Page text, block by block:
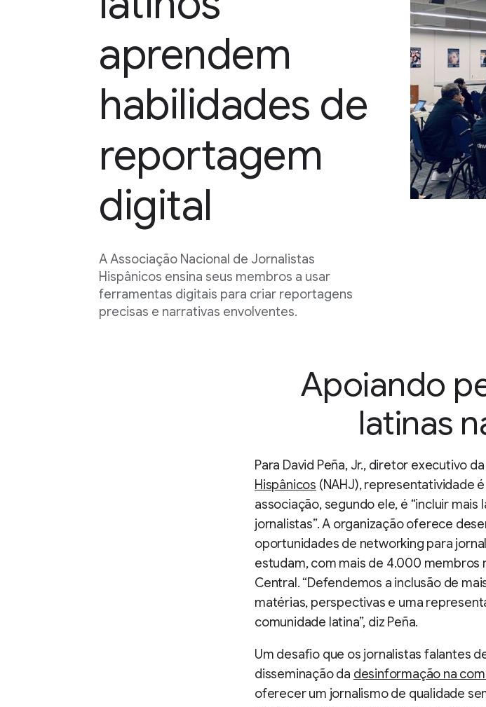
aprendem
habilidades de
reportagem
digital
A Associação Nacional de Jornalistas
Hispânicos ensina seus membros a usar
ferramentas digitais para criar reportagens
precisas e narrativas envolventes.
Apoiando
latinas
Para David Peña, Jr., diretor executivo
Hispânicos (NAHJ), representatividade
associação, segundo ele, é “incluir
jornalistas”. A organização oferece
oportunidades de networking para
estudam, com mais de 4.000 membros
Central. “Defendemos a inclusão de
matérias, perspectivas e uma
comunidade latina”, diz Peña.
Um desafio que os jornalistas falantes
disseminação da desinformação na
oferecer um jornalismo de qualidade